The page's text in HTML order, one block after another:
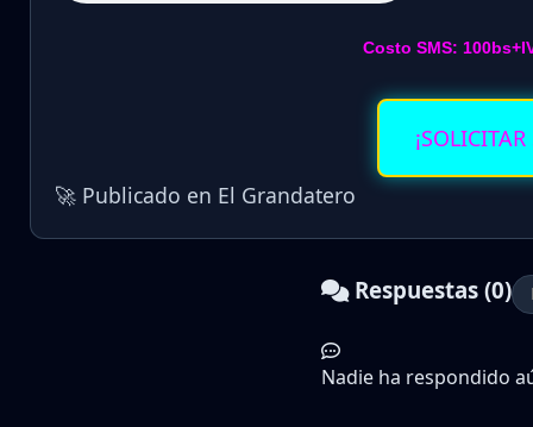
Costo SMS:
🚀 Publicado en El Grandatero
Respuestas (0)
Nadie ha respondido